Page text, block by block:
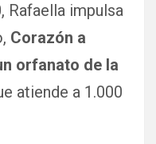
Rafaella impulsa
Corazón a
orfanato de la
atiende a 1.000